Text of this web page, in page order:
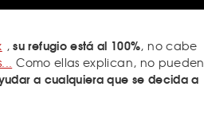
,su refugio está al 100%, no cabe
Como ellas explican, no pueden
a cualquiera que se decida a